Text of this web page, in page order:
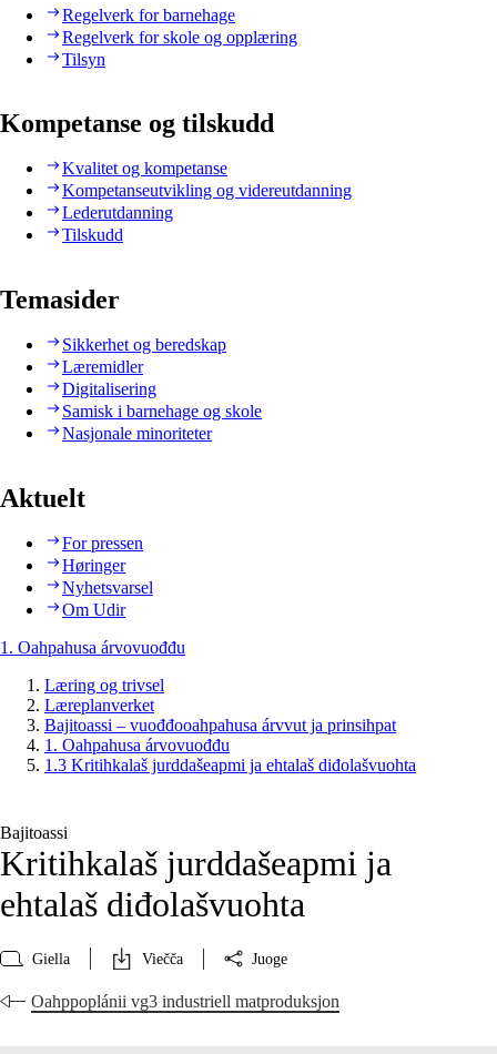
Regelverk for barnehage
Regelverk for skole og opplæring
Tilsyn
Kompetanse og tilskudd
Kvalitet og kompetanse
Kompetanseutvikling og videreutdanning
Lederutdanning
Tilskudd
Temasider
Sikkerhet og beredskap
Læremidler
Digitalisering
Samisk i barnehage og skole
Nasjonale minoriteter
Aktuelt
For pressen
Høringer
Nyhetsvarsel
Om Udir
1. Oahpahusa árvovuođđu
Læring og trivsel
Læreplanverket
Bajitoassi – vuođđooahpahusa árvvut ja prinsihpat
1. Oahpahusa árvovuođđu
1.3 Kritihkalaš jurddašeapmi ja ehtalaš diđolašvuohta
Bajitoassi
Kritihkalaš jurddašeapmi ja
ehtalaš diđolašvuohta
Giella Viečča Juoge
Oahppoplánii vg3 industriell matproduksjon